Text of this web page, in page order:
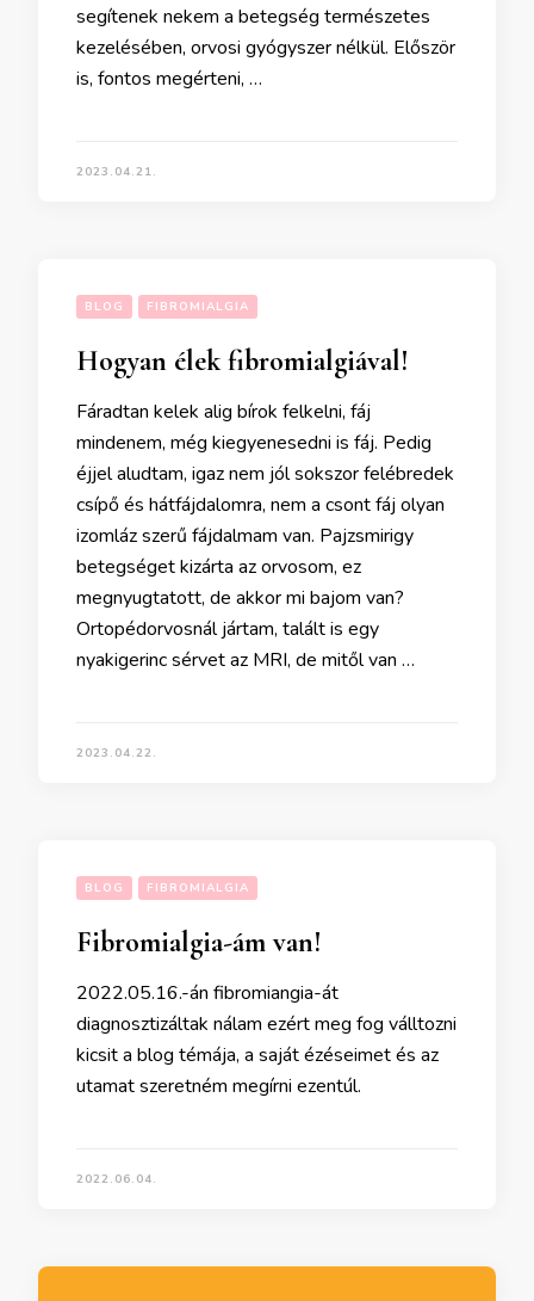
segítenek nekem a betegség természetes
kezelésében, orvosi gyógyszer nélkül. Először
is, fontos megérteni, …
2023.04.21.
BLOG FIBROMIALGIA
Hogyan élek fibromialgiával!
Fáradtan kelek alig bírok felkelni, fáj
mindenem, még kiegyenesedni is fáj. Pedig
éjjel aludtam, igaz nem jól sokszor felébredek
csípő és hátfájdalomra, nem a csont fáj olyan
izomláz szerű fájdalmam van. Pajzsmirigy
betegséget kizárta az orvosom, ez
megnyugtatott, de akkor mi bajom van?
Ortopédorvosnál jártam, talált is egy
nyakigerinc sérvet az MRI, de mitől van …
2023.04.22.
BLOG FIBROMIALGIA
Fibromialgia-ám van!
2022.05.16.-án fibromiangia-át
diagnosztizáltak nálam ezért meg fog válltozni
kicsit a blog témája, a saját ézéseimet és az
utamat szeretném megírni ezentúl.
2022.06.04.